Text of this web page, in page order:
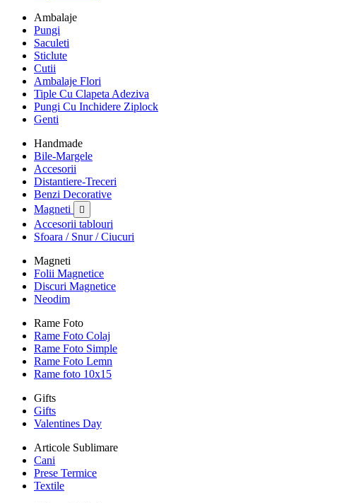
Ambalaje
Pungi
Saculeti
Sticlute
Cutii
Ambalaje Flori
Tiple Cu Clapeta Adeziva
Pungi Cu Inchidere Ziplock
Genti
Handmade
Bile-Margele
Accesorii
Distantiere-Treceri
Benzi Decorative
Magneti

Accesorii tablouri
Sfoara / Snur / Ciucuri
Magneti
Folii Magnetice
Discuri Magnetice
Neodim
Rame Foto
Rame Foto Colaj
Rame Foto Simple
Rame Foto Lemn
Rame foto 10x15
Gifts
Gifts
Valentines Day
Articole Sublimare
Cani
Prese Termice
Textile